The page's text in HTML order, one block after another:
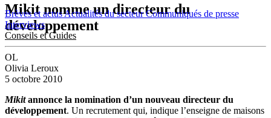
Brèves et actusActualités du secteurCommuniqués de presse
Interviews
Conseils et Guides
Mikit nomme un directeur du
développement
OL
Olivia Leroux
5 octobre 2010
Mikitannonce la nomination d’un nouveau directeur du
développement. Un recrutement qui, indique l’enseigne de maisons